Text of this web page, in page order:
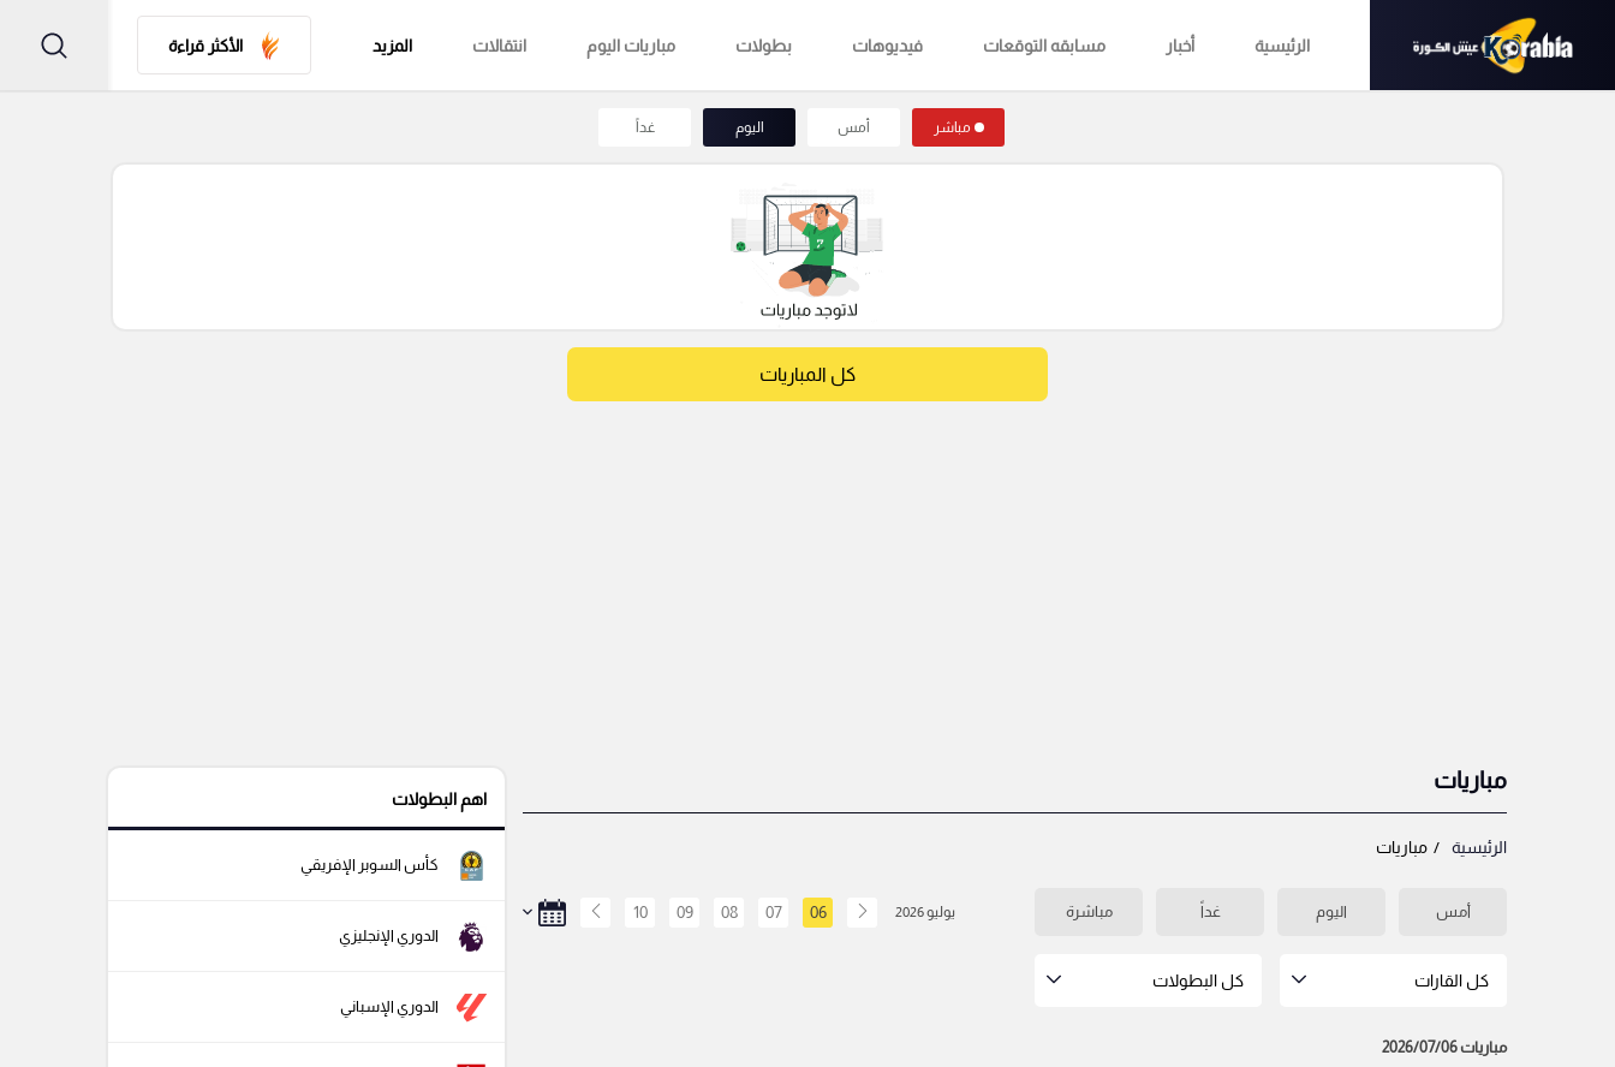
الرئيسية أخبار مسابقه التوقعات فيديوهات بطولات مباريات اليوم انتقالات المزيد الأكثر قراءة
مباشر أمس اليوم غداً
كل المباريات
مباريات
الرئيسية مباريات
أمس اليوم غداً مباشرة يوليو 2026 06
07
08
09
10
كل القارات كل البطولات
مباريات 2026/07/06
اهم البطولات
كأس السوبر الإفريقي
الدوري الإنجليزي
الدوري الإسباني